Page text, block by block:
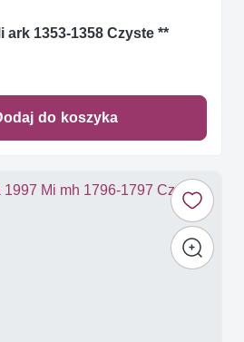
ark 1353-1358 Czyste **
do koszyka